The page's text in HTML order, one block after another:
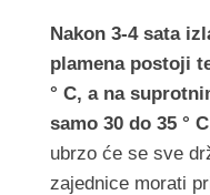
Nakon 3-4 sata
plamena postoji
° C, a na
samo 30 do 35 ° C
ubrzo će se sve
zajednice morati